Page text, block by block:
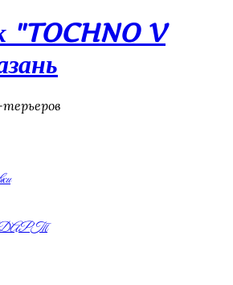
"TOCHNO V